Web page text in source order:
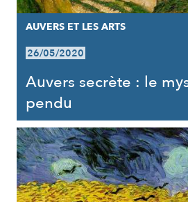
AUVERS ET LES ARTS
26/05/2020
Auvers secrète : le
pendu